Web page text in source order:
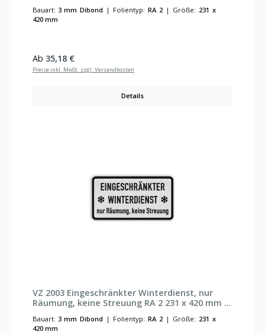
Bauart: 3 mm Dibond | Folientyp: RA 2 | Größe: 231 x
420 mm
Regulärer Preis:
Ab 35,18 €
Preise inkl. MwSt. zzgl. Versandkosten
Details
VZ 2003 Eingeschränkter Winterdienst, nur
Räumung, keine Streuung RA 2 231 x 420 mm 3
Bauart: 3 mm Dibond | Folientyp: RA 2 | Größe: 231 x
420 mm